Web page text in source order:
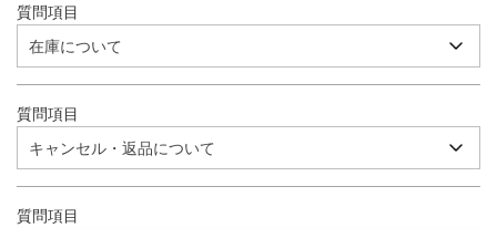
質問項目
質問項目
質問項目